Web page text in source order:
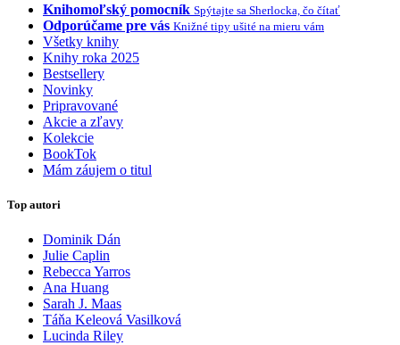
Knihomoľský pomocník Spýtajte sa Sherlocka, čo čítať
Odporúčame pre vás Knižné tipy ušité na mieru vám
Všetky knihy
Knihy roka 2025
Bestsellery
Novinky
Pripravované
Akcie a zľavy
Kolekcie
BookTok
Mám záujem o titul
Top autori
Dominik Dán
Julie Caplin
Rebecca Yarros
Ana Huang
Sarah J. Maas
Táňa Keleová Vasilková
Lucinda Riley